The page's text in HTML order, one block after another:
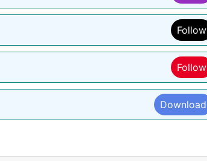
Follow
Follow
Download